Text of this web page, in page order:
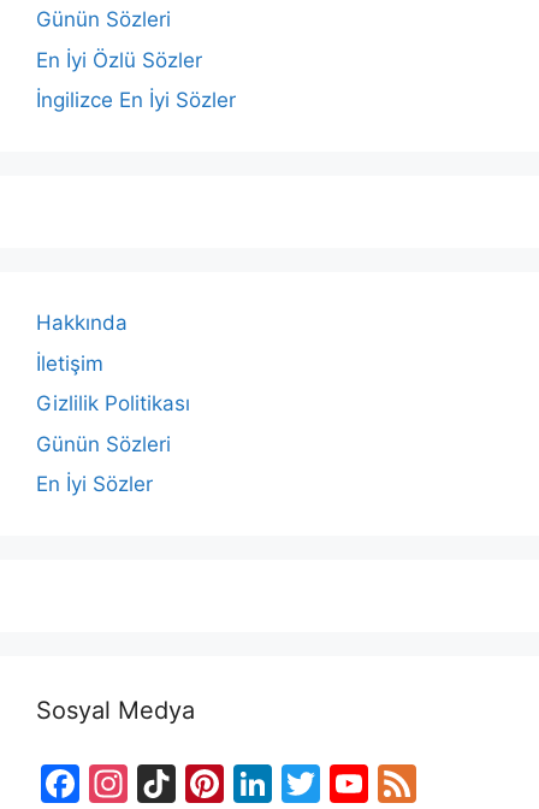
Günün Sözleri
En İyi Özlü Sözler
İngilizce En İyi Sözler
Hakkında
İletişim
Gizlilik Politikası
Günün Sözleri
En İyi Sözler
Sosyal Medya
F
In Ti Pi Li T
Y